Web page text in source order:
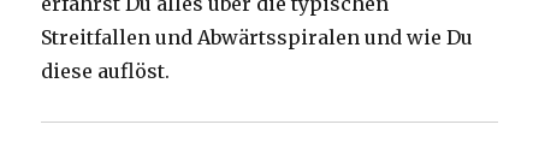
Streitfallen und Abwärtsspiralen und wie Du
diese auflöst.